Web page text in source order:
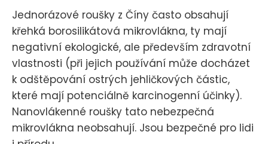
Jednorázové roušky z Číny často obsahují
křehká borosilikátová mikrovlákna, ty mají
negativní ekologické, ale především zdravotní
vlastnosti (při jejich používání může docházet
k odštěpování ostrých jehličkových částic,
které mají potenciálně karcinogenní účinky).
Nanovlákenné roušky tato nebezpečná
mikrovlákna neobsahují. Jsou bezpečné pro lidi